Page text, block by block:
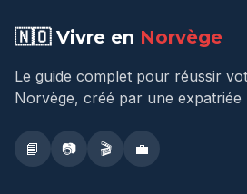
🇳🇴 Vivre en Norvège
Le guide complet pour réussir
Norvège, créé par une expatriée
📘 📷 🎬 💼